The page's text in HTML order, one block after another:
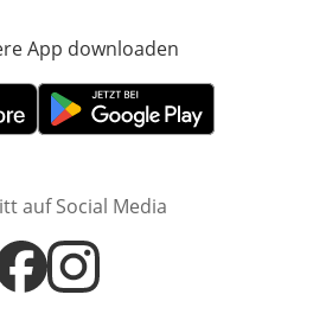
App downloaden
Fenster
Öffnet in neuem Fenster
auf Social Media
Öffnet in neuem Fenster
Öffnet in neuem Fenster